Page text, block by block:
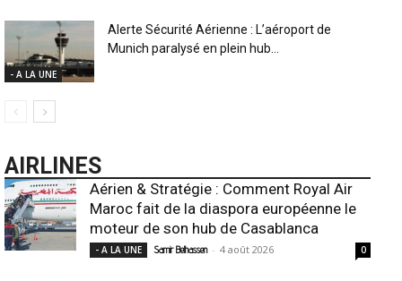
- A LA UNE
Alerte Sécurité Aérienne : L’aéroport de
Munich paralysé en plein hub...
AIRLINES
Aérien & Stratégie : Comment Royal Air
Maroc fait de la diaspora européenne le
moteur de son hub de Casablanca
- A LA UNE Samir Belhassen - 4 août 2026 0